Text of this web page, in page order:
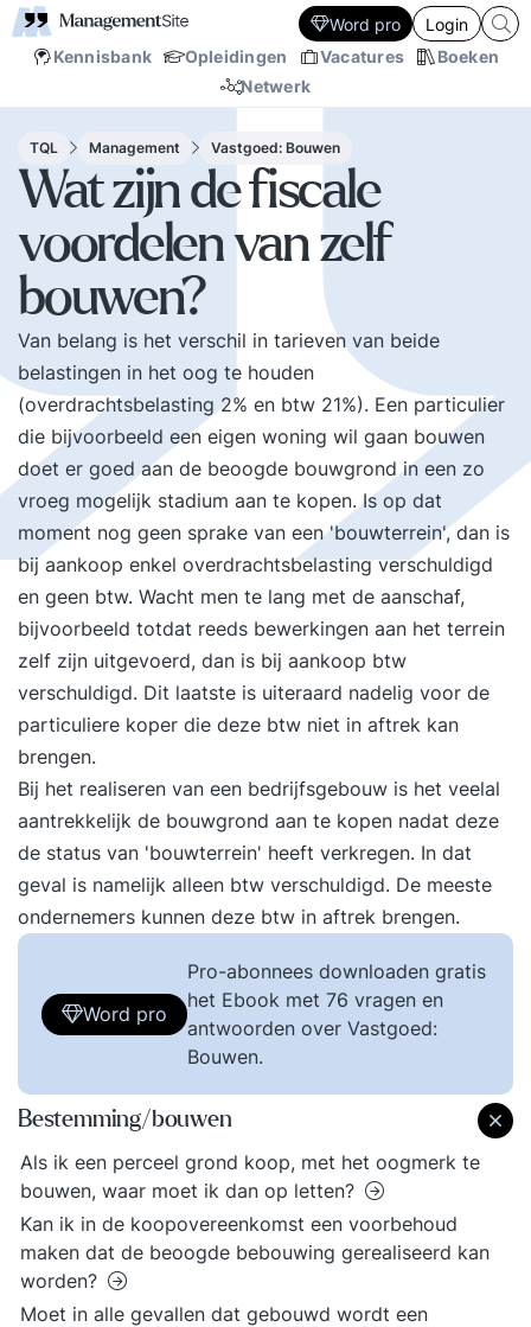
Kennisbank Opleidingen Vacatures
Boeken
Netwerk
Word pro Login
TQL Management Vastgoed: Bouwen
Wat zijn de fiscale
voordelen van zelf
bouwen?
Van belang is het verschil in tarieven van beide
belastingen in het oog te houden
(overdrachtsbelasting 2% en btw 21%). Een particulier
die bijvoorbeeld een eigen woning wil gaan bouwen
doet er goed aan de beoogde bouwgrond in een zo
vroeg mogelijk stadium aan te kopen. Is op dat
moment nog geen sprake van een 'bouwterrein', dan is
bij aankoop enkel overdrachtsbelasting verschuldigd
en geen btw. Wacht men te lang met de aanschaf,
bijvoorbeeld totdat reeds bewerkingen aan het terrein
zelf zijn uitgevoerd, dan is bij aankoop btw
verschuldigd. Dit laatste is uiteraard nadelig voor de
particuliere koper die deze btw niet in aftrek kan
brengen.
Bij het realiseren van een bedrijfsgebouw is het veelal
aantrekkelijk de bouwgrond aan te kopen nadat deze
de status van 'bouwterrein' heeft verkregen. In dat
geval is namelijk alleen btw verschuldigd. De meeste
ondernemers kunnen deze btw in aftrek brengen.
Word pro
Pro-abonnees downloaden gratis
het Ebook met 76 vragen en
antwoorden over Vastgoed:
Bouwen.
Bestemming/bouwen
Als ik een perceel grond koop, met het oogmerk te
bouwen, waar moet ik dan op letten?
Kan ik in de koopovereenkomst een voorbehoud
maken dat de beoogde bebouwing gerealiseerd kan
worden?
Moet in alle gevallen dat gebouwd wordt een